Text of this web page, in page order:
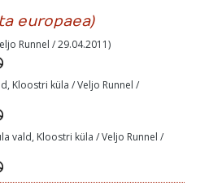
europaea)
Runnel / 29.04.2011)
Kloostri küla / Veljo Runnel /
vald, Kloostri küla / Veljo Runnel /